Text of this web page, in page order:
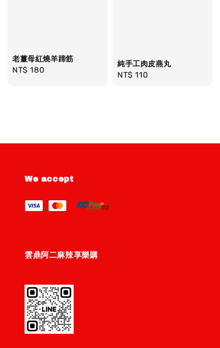
老薑母紅燒羊蹄筋
Regular
NT$ 180
純手工肉皮燕丸
Regular
NT$ 110
We accept
雲鼎阿二麻辣享樂購